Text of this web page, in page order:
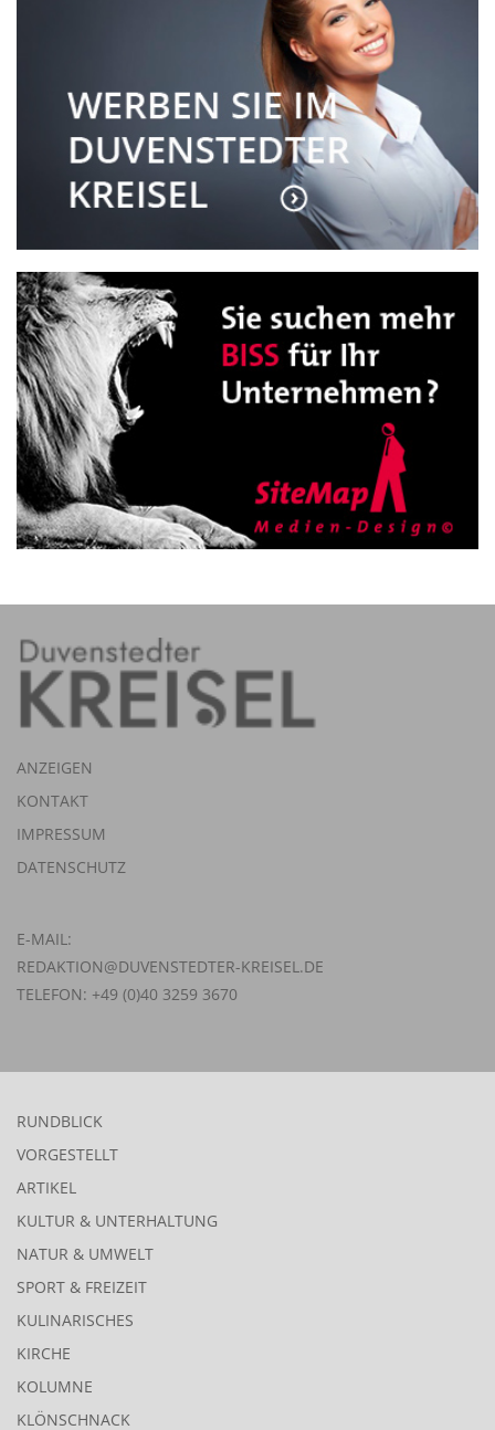
ANZEIGEN
KONTAKT
IMPRESSUM
DATENSCHUTZ
E-MAIL:
REDAKTION@DUVENSTEDTER-KREISEL.DE
TELEFON: +49 (0)40 3259 3670
RUNDBLICK
VORGESTELLT
ARTIKEL
KULTUR & UNTERHALTUNG
NATUR & UMWELT
SPORT & FREIZEIT
KULINARISCHES
KIRCHE
KOLUMNE
KLÖNSCHNACK